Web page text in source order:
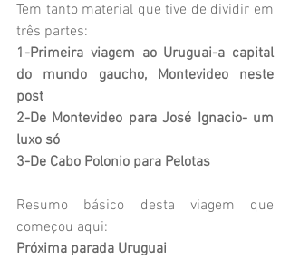
Tem tanto material que tive de dividir em
três partes:
1-Primeira viagem ao Uruguai-a capital
do mundo gaucho, Montevideo neste
post
2-De Montevideo para José Ignacio- um
luxo só
3-De Cabo Polonio para Pelotas
Resumo básico desta viagem que
começou aqui:
Próxima parada Uruguai